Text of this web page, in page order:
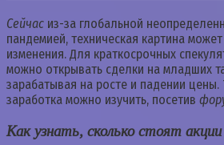
Сейчас из-за глобальной
пандемией, техническая картина
изменения. Для краткосрочных
можно открывать сделки на младших
зарабатывая на росте и падении цены.
заработка можно изучить, посетив
Как узнать, сколько стоят акции